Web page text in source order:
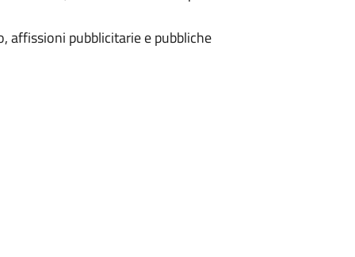
affissioni pubblicitarie e pubbliche